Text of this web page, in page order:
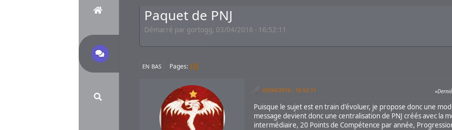
Paquet de PNJ
Démarré par gortogg, 03/04/2016 - 16:52:11
EN BAS Pages 1
03/04/2016 - 16:52:11
Puisque le sujet est en train d'évoluer, je propose donc une
message devient donc une centralisation de PNJ créés avec la
intermédiaire, 20 Points de Compétence par année,